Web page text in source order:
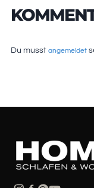
Du musst angemeldet